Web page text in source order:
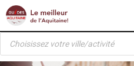
Skip
content
Recherche
produits